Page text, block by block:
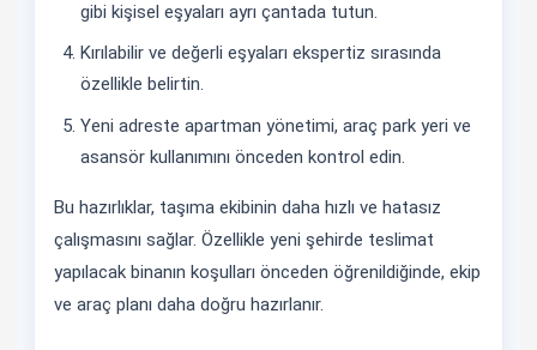
gibi kişisel eşyaları ayrı çantada tutun.
Kırılabilir ve değerli eşyaları ekspertiz sırasında
özellikle belirtin.
Yeni adreste apartman yönetimi, araç park yeri ve
asansör kullanımını önceden kontrol edin.
Bu hazırlıklar, taşıma ekibinin daha hızlı ve hatasız
çalışmasını sağlar. Özellikle yeni şehirde teslimat
yapılacak binanın koşulları önceden öğrenildiğinde, ekip
ve araç planı daha doğru hazırlanır.